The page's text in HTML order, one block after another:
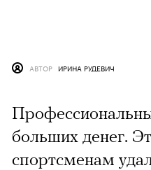
АВТОР ИРИНА РУДЕВИЧ
больших денег.
спортсменам